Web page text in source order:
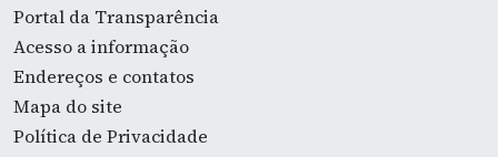
Portal da Transparência
Acesso a informação
Endereços e contatos
Mapa do site
Política de Privacidade